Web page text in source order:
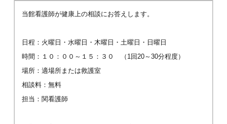
当館看護師が健康上の相談にお答えします。
日程：火曜日・水曜日・木曜日・土曜日・日曜日
時間：１０：００～１５：３０ （1回20～30分程度）
場所：適場所または救護室
相談料：無料
担当：関看護師